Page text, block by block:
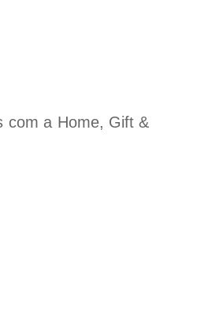
com a Home, Gift &